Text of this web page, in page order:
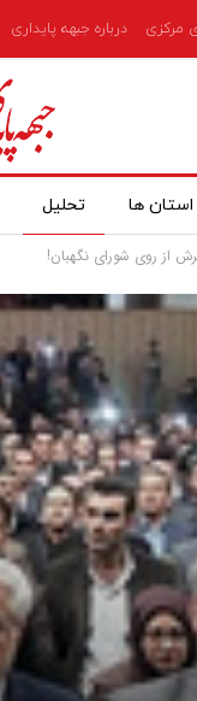
مرکزی درباره جبهه پایداری
استان ها تحلیل
از روی شورای نگهبان!